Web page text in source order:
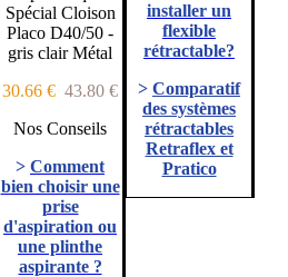
Spécial Cloison
Placo D40/50 -
gris clair Métal
30.66 € 43.80 €
Nos Conseils
> Comment
bien choisir une
prise
d'aspiration ou
une plinthe
aspirante ?
installer un
flexible
rétractable?
> Comparatif
des systèmes
rétractables
Retraflex et
Pratico